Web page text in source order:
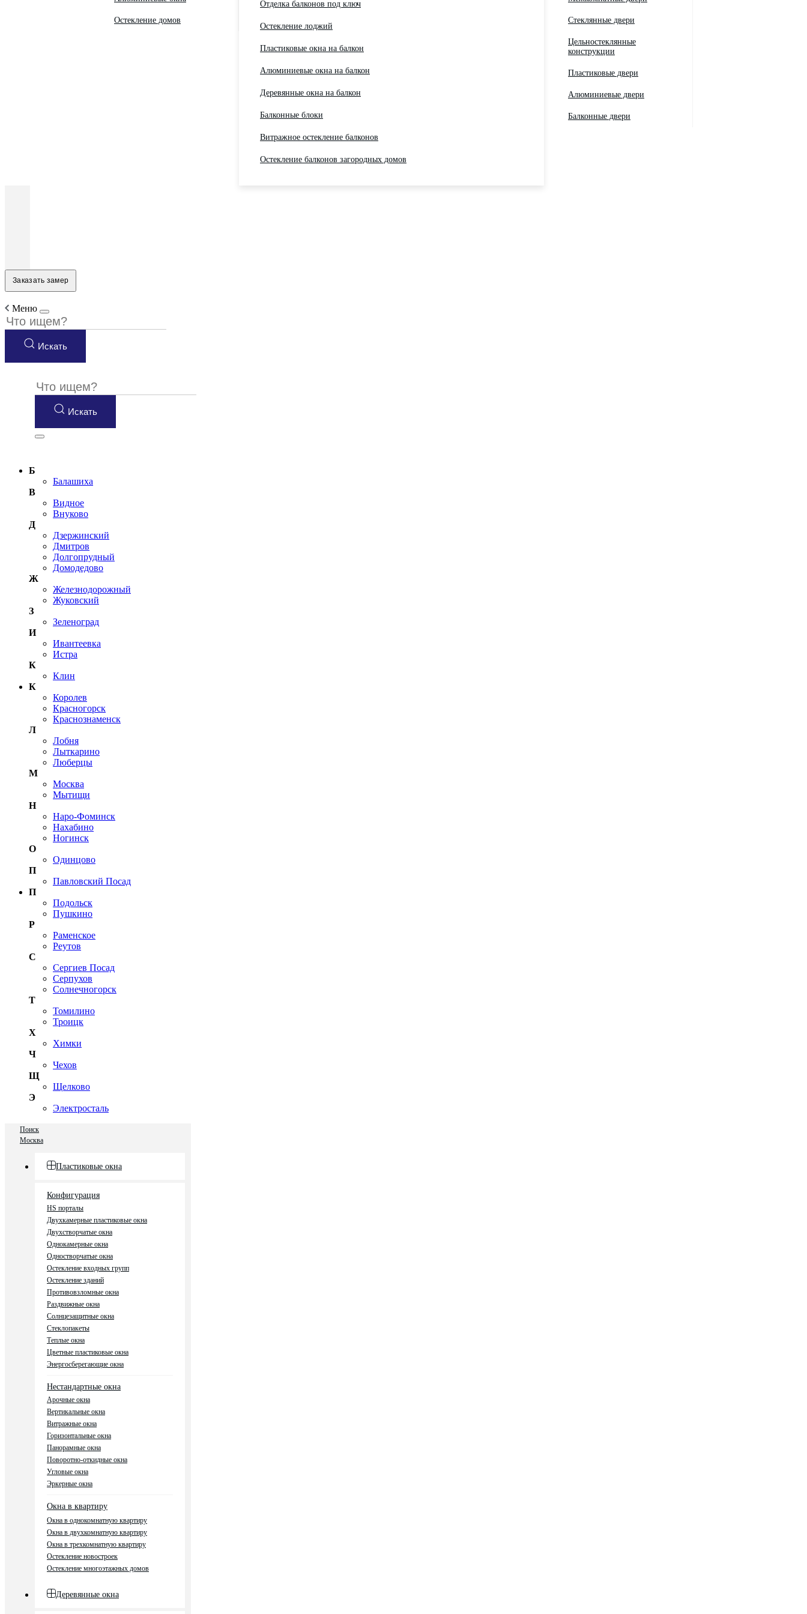
Остекление домов
Отделка балконов под ключ
Остекление лоджий
Пластиковые окна на балкон
Алюминиевые окна на балкон
Деревянные окна на балкон
Балконные блоки
Витражное остекление балконов
Остекление балконов загородных домов
Стеклянные двери
Цельностеклянные
конструкции
Пластиковые двери
Алюминиевые двери
Балконные двери
Заказать замер
Меню
Искать
Искать
Б
Балашиха
В
Видное
Внуково
Д
Дзержинский
Дмитров
Долгопрудный
Домодедово
Ж
Железнодорожный
Жуковский
З
Зеленоград
И
Ивантеевка
Истра
К
Клин
К
Королев
Красногорск
Краснознаменск
Л
Лобня
Лыткарино
Люберцы
М
Москва
Мытищи
Н
Наро-Фоминск
Нахабино
Ногинск
О
Одинцово
П
Павловский Посад
П
Подольск
Пушкино
Р
Раменское
Реутов
С
Сергиев Посад
Серпухов
Солнечногорск
Т
Томилино
Троицк
Х
Химки
Ч
Чехов
Щ
Щелково
Э
Электросталь
Поиск
Москва
Пластиковые окна
Конфигурация
HS порталы
Двухкамерные пластиковые окна
Двухстворчатые окна
Однокамерные окна
Одностворчатые окна
Остекление входных групп
Остекление зданий
Противовзломные окна
Раздвижные окна
Солнцезащитные окна
Стеклопакеты
Теплые окна
Цветные пластиковые окна
Энергосберегающие окна
Нестандартные окна
Арочные окна
Вертикальные окна
Витражные окна
Горизонтальные окна
Панорамные окна
Поворотно-откидные окна
Угловые окна
Эркерные окна
Окна в квартиру
Окна в однокомнатную квартиру
Окна в двухкомнатную квартиру
Окна в трехкомнатную квартиру
Остекление новостроек
Остекление многоэтажных домов
Деревянные окна